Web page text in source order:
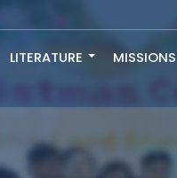
LITERATURE MISSIONS